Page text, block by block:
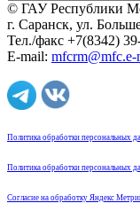
© ГАУ Республики
г. Саранск, ул.
Тел./факс +7(8342)
E-mail: mfcrm@mfc.e-
Политика обработки
Политика обработки
Согласие на обработку Яндекс